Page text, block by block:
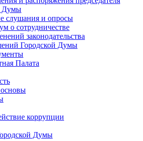
Думы
слушания и опросы
о сотрудничестве
законодательства
Городской Думы
Палата
коррупции
Думы